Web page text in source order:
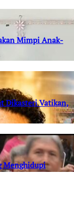
Mimpi Anak-
Dikasteri Vatikan,
Menghidupi